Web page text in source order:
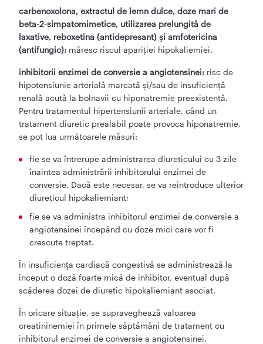
carbenoxolona, extractul de lemn dulce, doze mari de
beta-2-simpatomimetice, utilizarea prelungită de
laxative, reboxetina (antidepresant) şi amfotericina
(antifungic): măresc riscul apariţiei hipokaliemiei.
inhibitorii enzimei de conversie a angiotensinei: risc de
hipotensiunie arterială marcată şi/sau de insuficienţă
renală acută la bolnavii cu hiponatremie preexistentă.
Pentru tratamentul hipertensiunii arteriale, când un
tratament diuretic prealabil poate provoca hiponatremie,
se pot lua următoarele măsuri:
fie se va întrerupe administrarea diureticului cu 3 zile
înaintea administrării inhibitorului enzimei de
conversie. Dacă este necesar, se va reintroduce ulterior
diureticul hipokaliemiant;
fie se va administra inhibitorul enzimei de conversie a
angiotensinei începând cu doze mici care vor fi
crescute treptat.
În insuficienţa cardiacă congestivă se administrează la
început o doză foarte mică de inhibitor, eventual după
scăderea dozei de diuretic hipokaliemiant asociat.
În oricare situaţie, se supraveghează valoarea
creatininemiei în primele săptămâni de tratament cu
inhibitorul enzimei de conversie a angiotensinei.